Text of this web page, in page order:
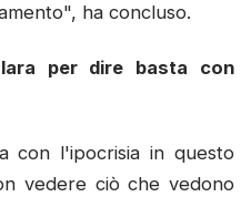
ha concluso.
per dire basta con
con l'ipocrisia in questo
vedere ciò che vedono